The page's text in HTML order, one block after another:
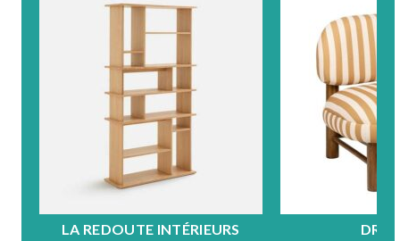
DRAWER